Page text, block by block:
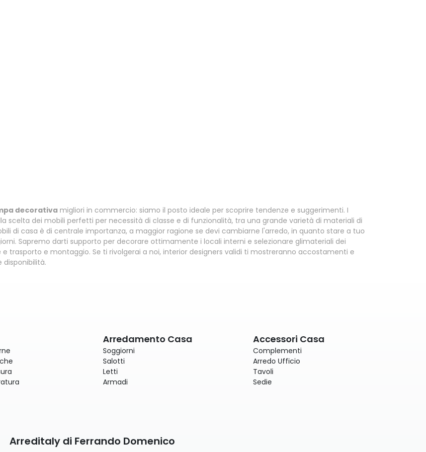
decorativa migliori in commercio: siamo il posto ideale per scoprire tendenze e suggerimenti. I
scelta dei mobili perfetti per necessità di classe e di funzionalità, tra una grande varietà di materiali di
di casa è di centrale importanza, a maggior ragione se devi cambiarne l'arredo, in quanto stare a tuo
Sapremo darti supporto per decorare ottimamente i locali interni e selezionare glimateriali dei
trasporto e montaggio. Se ti rivolgerai a noi, interior designers validi ti mostreranno accostamenti e
Arredamento Casa
Soggiorni
Salotti
Letti
Armadi
Accessori Casa
Complementi
Arredo Ufficio
Tavoli
Sedie
Arreditaly di Ferrando Domenico